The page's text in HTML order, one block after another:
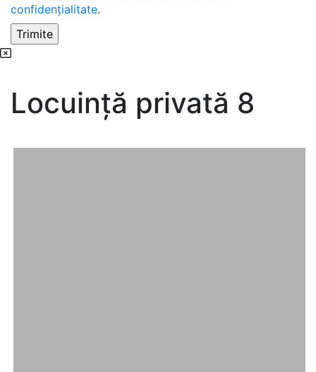
confidențialitate.
Locuință privată 8